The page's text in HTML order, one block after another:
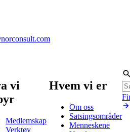
vi
Medlemskap
Verktøy
Hvem vi er
Om oss
Satsingsområder
Menneskene